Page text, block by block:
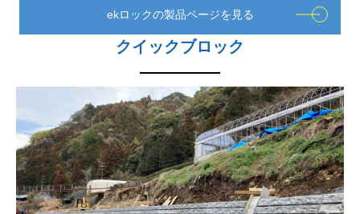
ekロックの製品ページを見る
クイックブロック